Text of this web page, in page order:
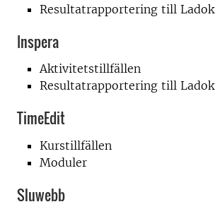
Resultatrapportering till Ladok
Inspera
Aktivitetstillfällen
Resultatrapportering till Ladok
TimeEdit
Kurstillfällen
Moduler
Sluwebb